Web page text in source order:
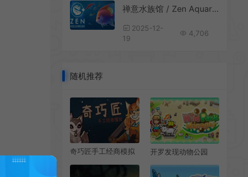
禅意水族馆 / Zen Aquarium 休闲放置型鱼缸模拟游戏
2025-12-
19
4,706
随机推荐
奇巧匠手工经商模拟
开罗发现动物公园
简中|PC|SIM|像素公